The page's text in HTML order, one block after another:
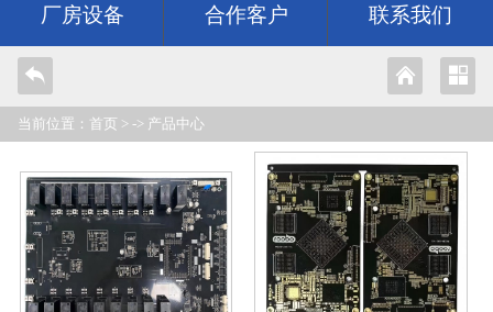
厂房设备 合作客户 联系我们
当前位置： 首页 > -> 产品中心